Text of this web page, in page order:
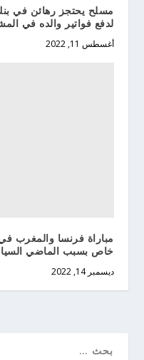
مسلح يحتجز رهائن في
لدفع فواتير والده في
أغسطس 11, 2022
مباراة فرنسا والمغرب
خاص بسبب الماضي
ديسمبر 14, 2022